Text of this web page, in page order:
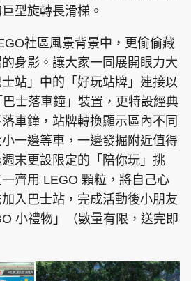
型旋轉長滑梯。
社區風景背景中，更偷偷藏
身影。讓大家一同展開眼力大
站」中的「好玩站牌」連接以
士落車鐘」裝置，更特設經典
車鐘，站牌轉換顯示區內不同
一邊等車，一邊發掘附近值得
末更設限定的「陪你玩」挑
齊用 LEGO 顆粒，將自己心
入巴士站，完成活動後小朋友
小禮物」（數量有限，送完即